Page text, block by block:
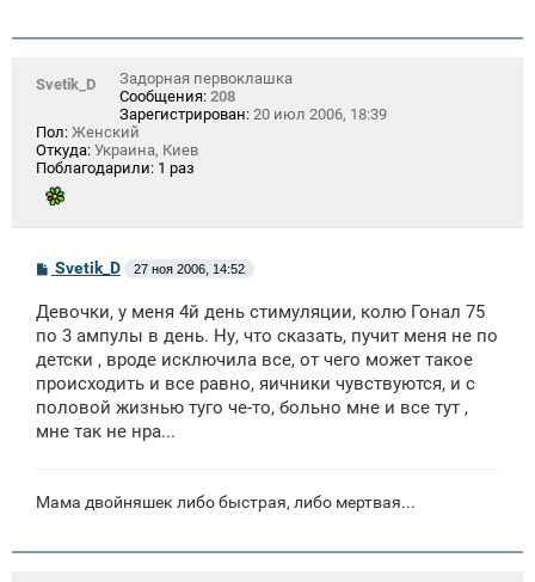
Svetik_D
Задорная первоклашка
Сообщения: 208
Зарегистрирован: 20 июл 2006, 18:39
Пол: Женский
Откуда: Украина, Киев
Поблагодарили: 1 раз
С
б
щ
н
и
Svetik_D 27 ноя 2006, 14:52
Девочки, у меня 4й день стимуляции, колю Гонал 75
по 3 ампулы в день. Ну, что сказать, пучит меня не по
детски , вроде исключила все, от чего может такое
происходить и все равно, яичники чувствуются, и с
половой жизнью туго че-то, больно мне и все тут ,
мне так не нра...
Мама двойняшек либо быстрая, либо мертвая...